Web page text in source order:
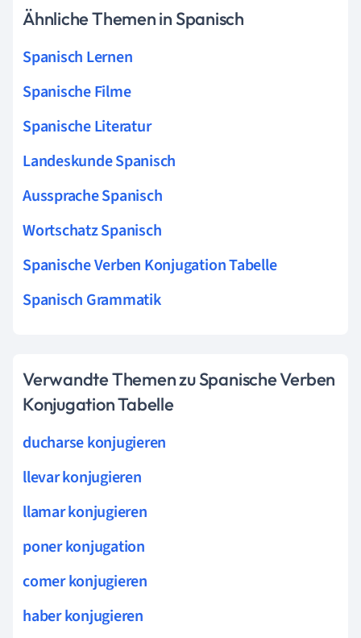
Ähnliche Themen in Spanisch
Spanisch Lernen
Spanische Filme
Spanische Literatur
Landeskunde Spanisch
Aussprache Spanisch
Wortschatz Spanisch
Spanische Verben Konjugation Tabelle
Spanisch Grammatik
Verwandte Themen zu Spanische Verben
Konjugation Tabelle
ducharse konjugieren
llevar konjugieren
llamar konjugieren
poner konjugation
comer konjugieren
haber konjugieren